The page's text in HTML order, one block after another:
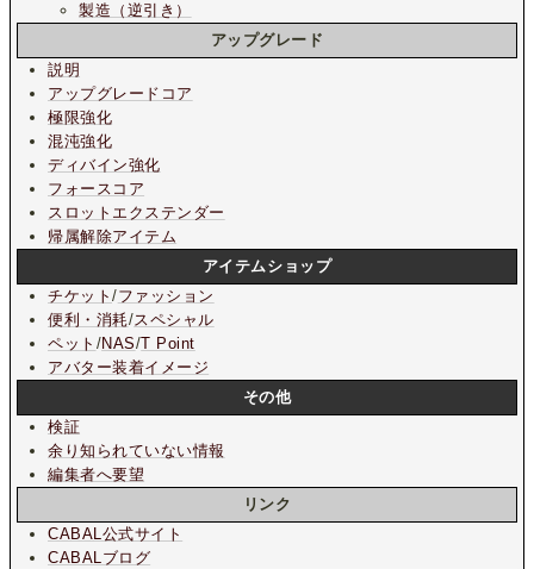
製造（逆引き）
アップグレード
説明
アップグレードコア
極限強化
混沌強化
ディバイン強化
フォースコア
スロットエクステンダー
帰属解除アイテム
アイテムショップ
チケット/ファッション
便利・消耗/スペシャル
ペット /NAS/T Point
アバター装着イメージ
その他
検証
余り知られていない情報
編集者へ要望
リンク
CABAL公式サイト
CABALブログ